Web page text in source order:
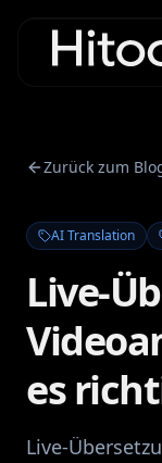
Zurück zum
AI Translation
Live-
es
Live-